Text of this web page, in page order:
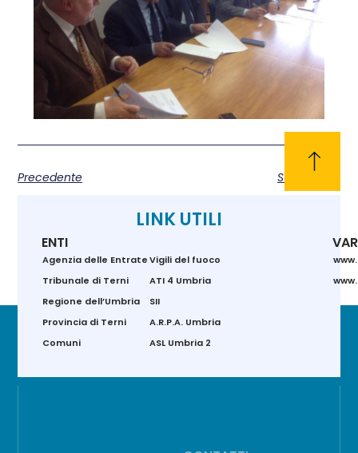
Precedente Successivo
LINK UTILI
ENTI
Agenzia delle Entrate
Tribunale di Terni
Regione dell’Umbria
Provincia di Terni
Comuni
Vigili del fuoco
ATI 4 Umbria
SII
A.R.P.A. Umbria
ASL Umbria 2